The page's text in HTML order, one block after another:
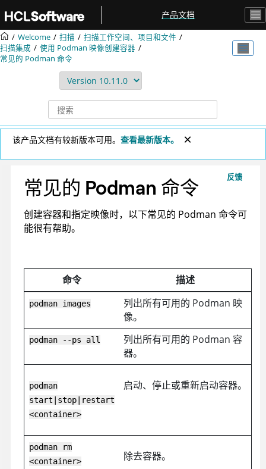
产品文档
Welcome 扫描
扫描工作空间、项目和文件
扫描集成
使用 Podman 映像创建容器
常见的 Podman 命令
该产品文档有较新版本可用。 查看最新版本。
反馈
常见的 Podman 命令
创建容器和指定映像时，以下常见的 Podman 命令可
能很有帮助。
命令 描述
podman images
列出所有可用的 Podman 映
像。
podman --ps all
列出所有可用的 Podman 容
器。
podman
start|stop|restart
<container>
启动、停止或重新启动容器。
podman rm
<container>
除去容器。